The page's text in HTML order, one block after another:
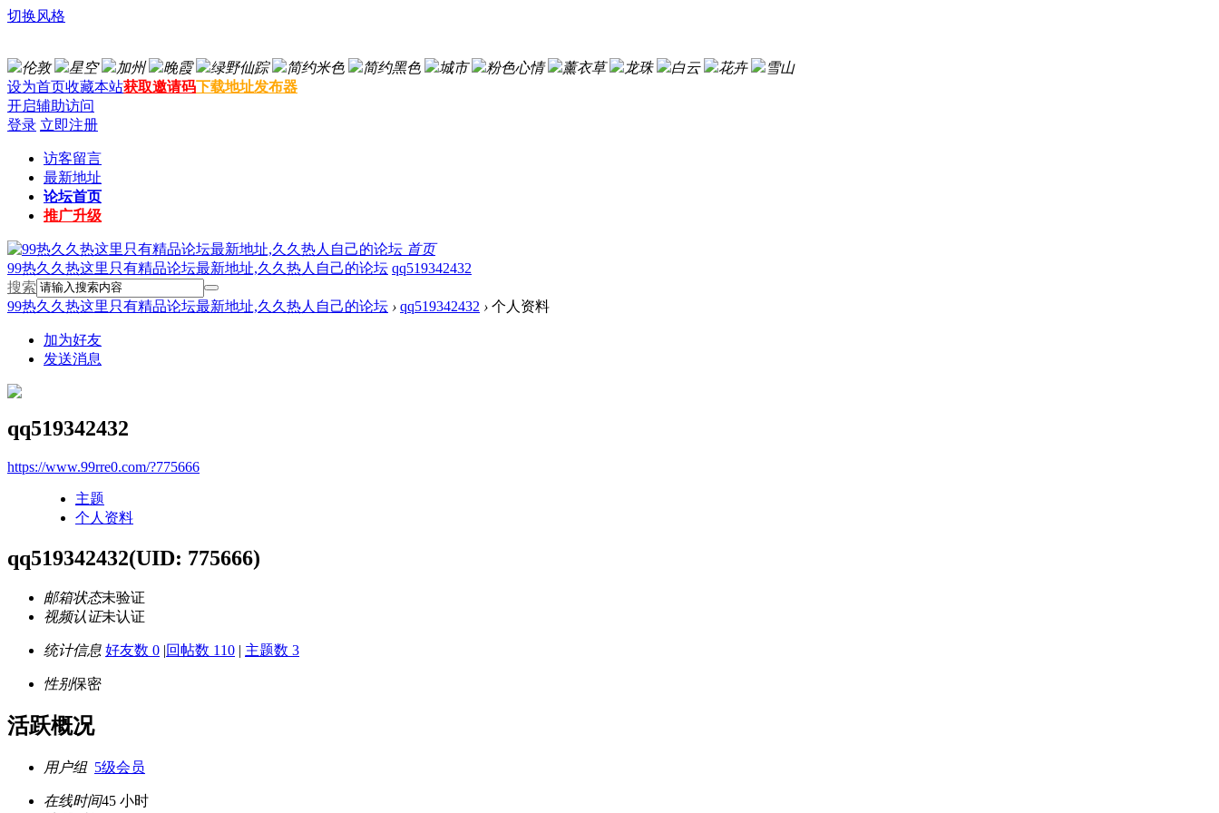
切换风格
伦敦 星空 加州 晚霞 绿野仙踪 简约米色 简约黑色 城市 粉色心情 薰衣草 龙珠 白云 花卉
雪山
设为首页收藏本站获取邀请码下载地址发布器
开启辅助访问
登录 立即注册
访客留言
最新地址
论坛首页
推广升级
首页
99热久久热这里只有精品论坛最新地址,久久热人自己的论坛 qq519342432
搜索
99热久久热这里只有精品论坛最新地址,久久热人自己的论坛 › qq519342432 › 个人资料
加为好友
发送消息
qq519342432
https://www.99rre0.com/?775666
主题
个人资料
qq519342432(UID: 775666)
邮箱状态未验证
视频认证未认证
统计信息 好友数 0 |回帖数 110 | 主题数 3
性别保密
活跃概况
用户组 5级会员
在线时间45 小时